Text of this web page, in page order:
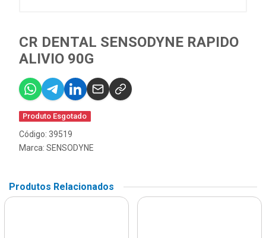
CR DENTAL SENSODYNE RAPIDO
ALIVIO 90G
Produto Esgotado
Código: 39519
Marca: SENSODYNE
Produtos Relacionados